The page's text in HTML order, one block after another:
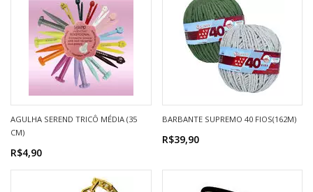
AGULHA SEREND TRICÔ MÉDIA (35
CM)
R$4,90
BARBANTE SUPREMO 40 FIOS(162M)
R$39,90